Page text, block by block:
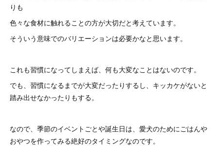
りも
色々な食材に触れることの方が大切だと考えています。
そういう意味でのバリエーションは必要かなと思います。
これも習慣になってしまえば、何も大変なことはないのです。
でも、習慣になるまでが大変だったりするし、キッカケがないと
踏み出せなかったりもする。
なので、季節のイベントごとや誕生日は、愛犬のためにごはんや
おやつを作ってみる絶好のタイミングなのです。